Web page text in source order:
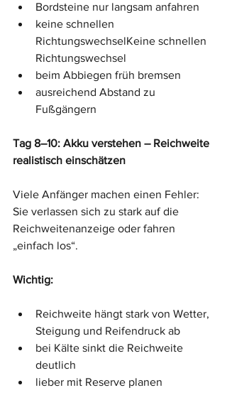
Bordsteine nur langsam anfahren
keine schnellen
RichtungswechselKeine schnellen
Richtungswechsel
beim Abbiegen früh bremsen
ausreichend Abstand zu
Fußgängern
Tag 8–10: Akku verstehen – Reichweite
realistisch einschätzen
Viele Anfänger machen einen Fehler:
Sie verlassen sich zu stark auf die
Reichweitenanzeige oder fahren
„einfach los“.
Wichtig:
Reichweite hängt stark von Wetter,
Steigung und Reifendruck ab
bei Kälte sinkt die Reichweite
deutlich
lieber mit Reserve planen